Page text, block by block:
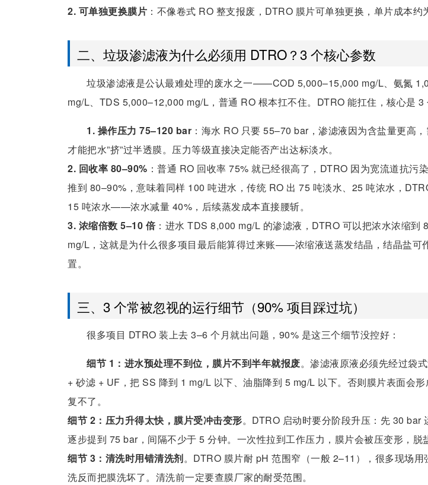
2. 可单独更换膜片 ：不像卷式 RO 整支报废，DTRO 膜片可单独更换，单片成本约
二、垃圾渗滤液为什么必须用 DTRO？3 个核心参数
垃圾渗滤液是公认最难处理的废水之一——COD 5,000–15,000 mg/L、氨氮
mg/L、TDS 5,000–12,000 mg/L，普通 RO 根本扛不住。DTRO 能扛住，核心是 3
1. 操作压力 75–120 bar ：海水 RO 只要 55–70 bar，渗滤液因为含盐量更高
才能把水”挤”过半透膜。压力等级直接决定能否产出达标淡水。
2. 回收率 80–90% ：普通 RO 回收率 75% 就已经很高了，DTRO 因为宽流道抗污
推到 80–90%，意味着同样 100 吨进水，传统 RO 出 75 吨淡水、25 吨浓水，
15 吨浓水——浓水减量 40%，后续蒸发成本直接腰斩。
3. 浓缩倍数 5–10 倍：进水 TDS 8,000 mg/L 的渗滤液，DTRO 可以把浓水浓缩到
mg/L，这就是为什么很多项目最后能算得过来账——浓缩液送蒸发结晶，结晶盐可
置。
三、3 个常被忽视的运行细节（90% 项目踩过坑）
很多项目 DTRO 装上去 3–6 个月就出问题，90% 是这三个细节没控好：
细节 1：进水预处理不到位，膜片不到半年就报废。渗滤液原液必须先经过袋
+ 砂滤 + UF，把 SS 降到 1 mg/L 以下、油脂降到 5 mg/L 以下。否则膜片表面会
复不了。
细节 2：压力升得太快，膜片受冲击变形。DTRO 启动时要分阶段升压：先 30 bar
逐步提到 75 bar，间隔不少于 5 分钟。一次性拉到工作压力，膜片会被压变形，脱
细节 3：清洗时用错清洗剂。DTRO 膜片耐 pH 范围窄（一般 2–11），很多现场
洗反而把膜洗坏了。清洗前一定要查膜厂家的耐受范围。